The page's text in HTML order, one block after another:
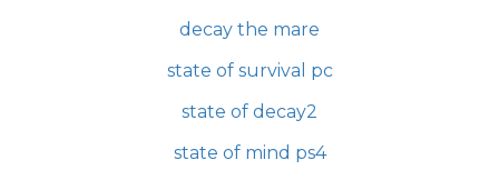
decay the mare
state of survival pc
state of decay2
state of mind ps4